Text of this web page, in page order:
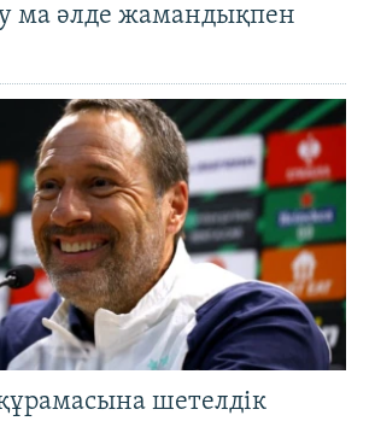
әлде жамандықпен
шетелдік